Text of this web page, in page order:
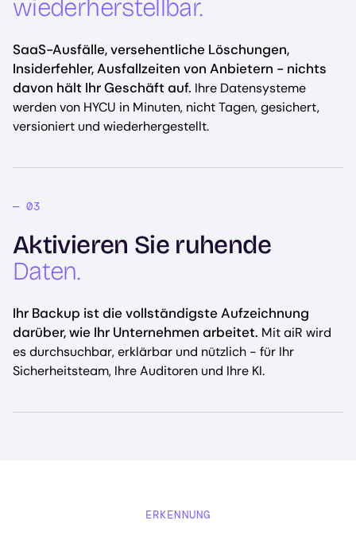
wiederherstellbar.
SaaS-Ausfälle, versehentliche Löschungen,
Insiderfehler, Ausfallzeiten von Anbietern - nichts
davon hält Ihr Geschäft auf. Ihre Datensysteme
werden von HYCU in Minuten, nicht Tagen, gesichert,
versioniert und wiederhergestellt.
Aktivieren Sie ruhende
Daten.
Ihr Backup ist die vollständigste Aufzeichnung
darüber, wie Ihr Unternehmen arbeitet. Mit aiR wird
es durchsuchbar, erklärbar und nützlich - für Ihr
Sicherheitsteam, Ihre Auditoren und Ihre KI.
ERKENNUNG